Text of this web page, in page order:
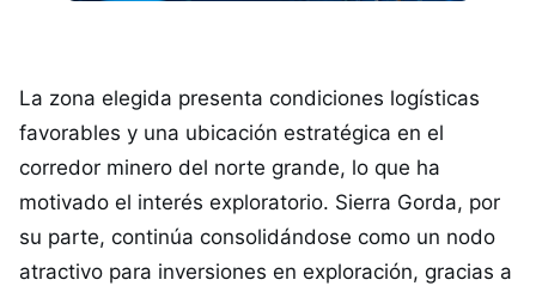
La zona elegida presenta condiciones logísticas
favorables y una ubicación estratégica en el
corredor minero del norte grande, lo que ha
motivado el interés exploratorio. Sierra Gorda, por
su parte, continúa consolidándose como un nodo
atractivo para inversiones en exploración, gracias a